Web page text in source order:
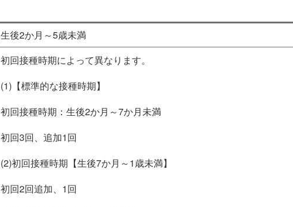
生後2か月～5歳未満
初回接種時期によって異なります。
(1)【標準的な接種時期】
初回接種時期：生後2か月～7か月未満
初回3回、追加1回
(2)初回接種時期【生後7か月～1歳未満】
初回2回追加、1回